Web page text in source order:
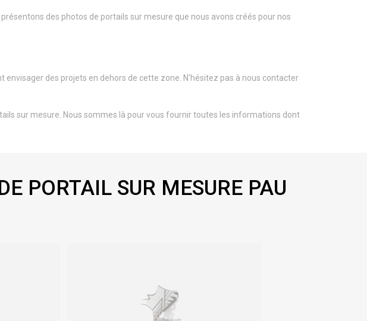
des photos de portails sur mesure que nous avons créés pour nos
des projets en dehors de cette zone. N'hésitez pas à nous contacter
sur mesure. Nous sommes là pour vous fournir toutes les informations dont
PORTAIL SUR MESURE PAU